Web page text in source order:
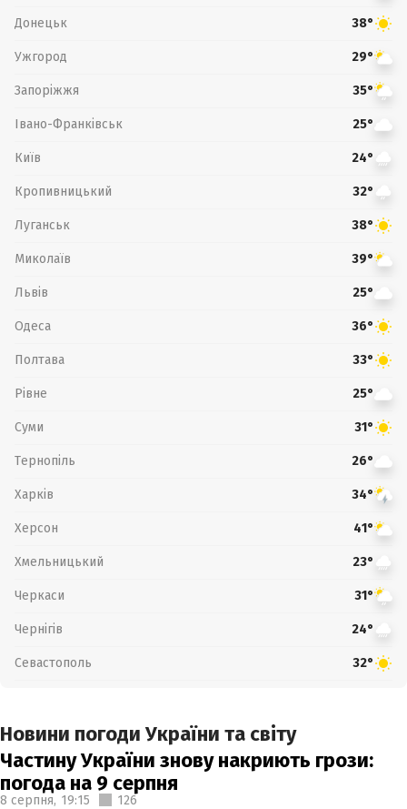
Донецьк 38°
Ужгород 29°
Запоріжжя 35°
Івано-Франківськ 25°
Київ 24°
Кропивницький 32°
Луганськ 38°
Миколаїв 39°
Львів 25°
Одеса 36°
Полтава 33°
Рівне 25°
Суми 31°
Тернопіль 26°
Харків 34°
Херсон 41°
Хмельницький 23°
Черкаси 31°
Чернігів 24°
Севастополь 32°
Новини погоди України та світу
Частину України знову накриють грози:
погода на 9 серпня
8 серпня, 19:15 126